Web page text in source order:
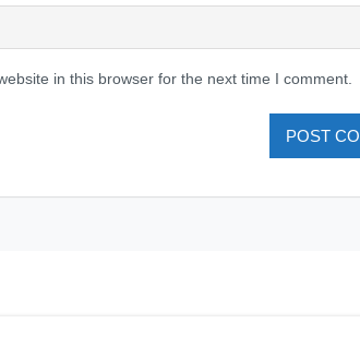
in this browser for the next time I comment.